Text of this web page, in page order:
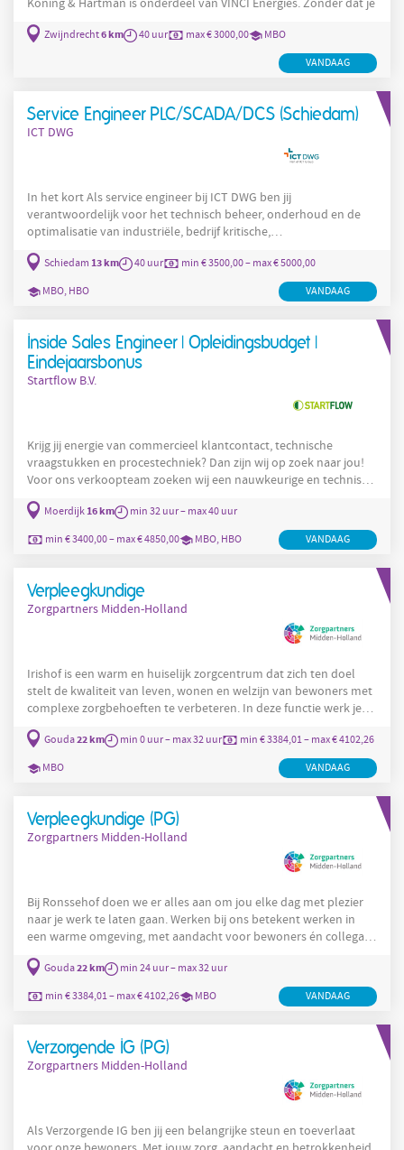
Koning & Hartman is onderdeel van VINCI Energies. Zonder dat je
Zwijndrecht6 km 40 uur max € 3000,00 MBO
VANDAAG
Service Engineer PLC/SCADA/DCS (Schiedam)
ICT DWG
In het kort Als service engineer bij ICT DWG ben jij
verantwoordelijk voor het technisch beheer, onderhoud en de
optimalisatie van industriële, bedrijf kritische,
automatiseringsomgevingen. Dankzij jou en je collega engineers
blijven kritische systemen betrouwbaar, beschikbaar en veilig
draaien . Je werkt aan PLC-, SCADA-, DCS- en OT-systemen binnen
omgevingen waar continuïteit essentieel is. In deze dynamische
Zo los je
Schiedam 13 km 40 uur min € 3500,00 – max € 5000,00
MBO, HBO VANDAAG
Inside Sales Engineer | Opleidingsbudget |
Eindejaarsbonus
Startflow B.V.
Krijg jij energie van commercieel klantcontact, technische
vraagstukken en procestechniek? Dan zijn wij op zoek naar jou!
Voor ons verkoopteam zoeken wij een nauwkeurige en technisch
onderlegde collega die zich richt op complexe, projectmatige
offertes voor de verkoop van geavanceerde afsluiters. Je
analyseert klantaanvragen, vertaalt deze naar de juiste
technische oplossing en zorgt voor een scherpe en professionele
Moerdijk16 km min 32 uur – max 40 uur
min € 3400,00 – max € 4850,00 MBO, HBO VANDAAG
Verpleegkundige
Zorgpartners Midden-Holland
Irishof is een warm en huiselijk zorgcentrum dat zich ten doel
stelt de kwaliteit van leven, wonen en welzijn van bewoners met
complexe zorgbehoeften te verbeteren. In deze functie werk je
op een afdeling met 28 bewoners, waar je te maken krijgt met
diverse doelgroepen. Irishof is gespecialiseerd in de zorg voor
mensen met een visuele beperking en daarnaast wonen er ook
bewoners met een verstandelijke beperking, somatische
Gouda22 km min 0 uur – max 32 uur min € 3384,01 – max € 4102,26
MBO VANDAAG
Verpleegkundige (PG)
Zorgpartners Midden-Holland
Bij Ronssehof doen we er alles aan om jou elke dag met plezier
naar je werk te laten gaan. Werken bij ons betekent werken in
een warme omgeving, met aandacht voor bewoners én collega's.
Over Ronssehof Ronssehof ontwikkelt zich verder als kennis- en
expertisecentrum voor Revalidatie en Herstel, terwijl we
daarnaast een prettige en veilige woonomgeving blijven bieden
aan bewoners met een indicatie voor verpleeghuiszorg. Voor
Gouda22 km min 24 uur – max 32 uur
min € 3384,01 – max € 4102,26 MBO VANDAAG
Verzorgende IG (PG)
Zorgpartners Midden-Holland
Als Verzorgende IG ben jij een belangrijke steun en toeverlaat